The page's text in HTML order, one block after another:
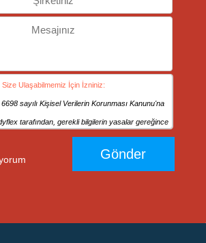
Size Ulaşabilmemiz İçin İzniniz:
sayılı Kişisel Verilerin Korunması Kanunu'na
tarafından, gerekli bilgilerin yasalar gereğince
veya hizmet tedariki sağlaması ve/veya bu konuda
Gönder